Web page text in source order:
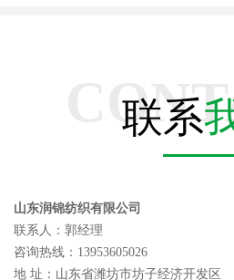
联系
山东润锦纺织有限公司
联系人：郭经理
咨询热线：13953605026
地 址：山东省潍坊市坊子经济开发区